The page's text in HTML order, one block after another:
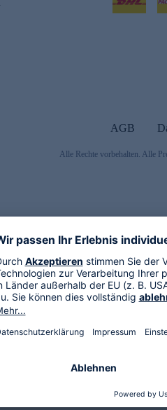
AGB
Alle Rechte vorbehalten. Alle